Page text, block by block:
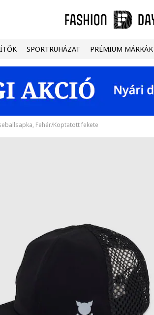
SPORTRUHÁZAT PRÉMIUM MÁRKÁK
Fehér/Koptatott fekete